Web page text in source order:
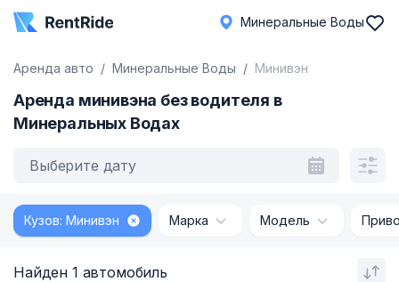
Минеральные Воды
Аренда авто Минеральные Воды Минивэн
Аренда минивэна без водителя в
Минеральных Водах
Выберите дату
Кузов: Минивэн Марка Модель
Найден 1 автомобиль